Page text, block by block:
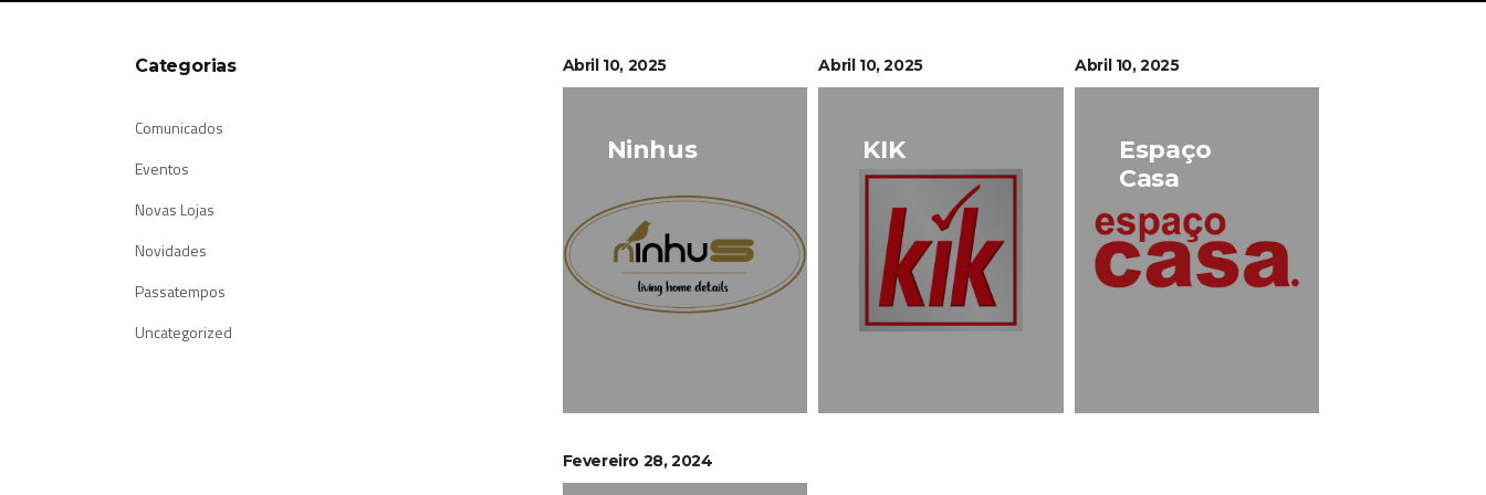
Categorias
Comunicados
Eventos
Novas Lojas
Novidades
Passatempos
Uncategorized
Abril 10, 2025
Ninhus
Abril 10, 2025
KIK
Abril 10, 2025
Espaço
Casa
Fevereiro 28, 2024